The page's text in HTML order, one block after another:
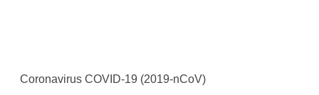
Coronavirus COVID-19 (2019-nCoV)